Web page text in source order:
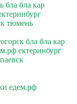
бла бла кар
тюмень
бла бла кар
ектеринбург
едем.рф